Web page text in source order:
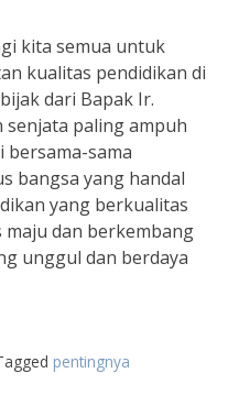
kita semua untuk
kualitas pendidikan di
dari Bapak Ir.
senjata paling ampuh
bersama-sama
bangsa yang handal
yang berkualitas
maju dan berkembang
unggul dan berdaya
pentingnya